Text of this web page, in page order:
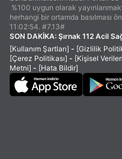
%100 uygun olarak
herhangi bir ortamda basılması
11:02:54. #7.13#
SON DAKİKA: Şırnak 112 Acil
[Kullanım Şartları] - [Gizlilik
[Çerez Politikası] - [Kişisel
Metni] - [Hata Bildir]